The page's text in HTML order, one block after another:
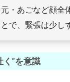
・あごなど顔全
で、緊張は少し
く”を意識